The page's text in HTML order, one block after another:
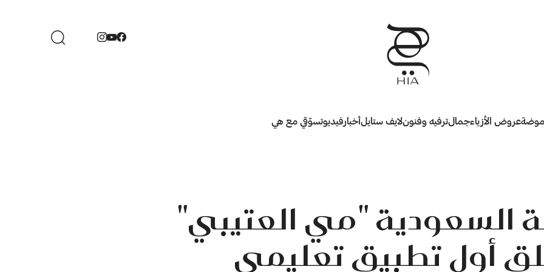
موضةعروض الأزياءجمالترفيه وفنونلايف ستايلأخبارفيديوتسوّقي مع هي
السعودية "مي العتيبي"
أول تطبيق تعليمي